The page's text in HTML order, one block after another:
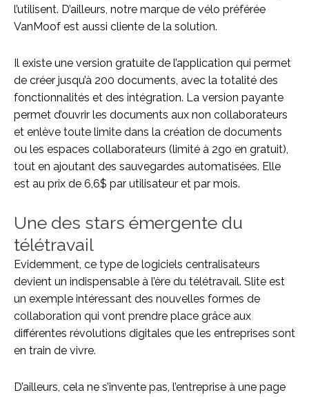
l’utilisent. D’ailleurs, notre marque de vélo préférée
VanMoof est aussi cliente de la solution.
Il existe une version gratuite de l’application qui permet
de créer jusqu’à 200 documents, avec la totalité des
fonctionnalités et des intégration. La version payante
permet d’ouvrir les documents aux non collaborateurs
et enlève toute limite dans la création de documents
ou les espaces collaborateurs (limité à 2go en gratuit),
tout en ajoutant des sauvegardes automatisées. Elle
est au prix de 6,6$ par utilisateur et par mois.
Une des stars émergente du
télétravail
Evidemment, ce type de logiciels centralisateurs
devient un indispensable à l’ère du télétravail. Slite est
un exemple intéressant des nouvelles formes de
collaboration qui vont prendre place grâce aux
différentes révolutions digitales que les entreprises sont
en train de vivre.
D’ailleurs, cela ne s’invente pas, l’entreprise à une page